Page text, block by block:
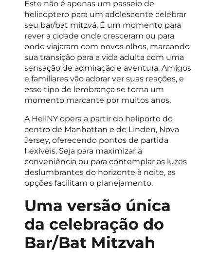
Este não é apenas um passeio de
helicóptero para um adolescente celebrar
seu bar/bat mitzvá. É um momento para
rever a cidade onde cresceram ou para
onde viajaram com novos olhos, marcando
sua transição para a vida adulta com uma
sensação de admiração e aventura. Amigos
e familiares vão adorar ver suas reações, e
esse tipo de lembrança se torna um
momento marcante por muitos anos.
A HeliNY opera a partir do heliporto do
centro de Manhattan e de Linden, Nova
Jersey, oferecendo pontos de partida
flexíveis. Seja para maximizar a
conveniência ou para contemplar as luzes
deslumbrantes do horizonte à noite, as
opções facilitam o planejamento.
Uma versão única
da celebração do
Bar/Bat Mitzvah